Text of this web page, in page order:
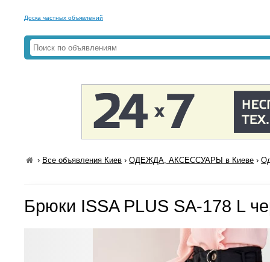
Доска частных объявлений
› Все объявления Киев ›ОДЕЖДА, АКСЕССУАРЫ в Киеве ›
Брюки ISSA PLUS SA-178 L